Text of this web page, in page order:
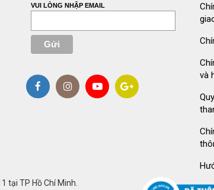
VUI LÒNG NHẬP EMAIL
và
tại TP Hồ Chí Minh.